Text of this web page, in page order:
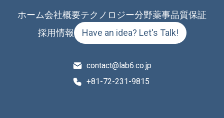
ホーム会社概要テクノロジー分野薬事品質保証
採用情報
Have an idea? Let's Talk!
contact@lab6.co.jp
+81-72-231-9815